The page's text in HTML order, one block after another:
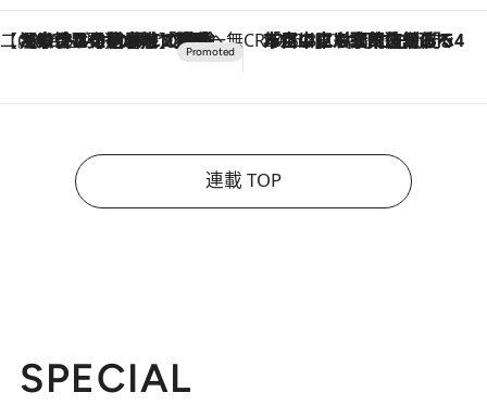
【CREA×星野リゾート】唯一無二。癒しと発見が待つ場所へ
2026.8.7
【トンボの足水浴】ヒノキの香りに包まれて涼感マックス！約13℃の湧水かけ流しを避暑地「星野温泉 トンボの湯」で体験 CREA'S CHOICE
2026.8.7
「立川にも歌舞伎があるんだよ」 片岡仁左衛門・市川中車ら豪華座組みで4年目の立川立飛歌舞伎へ
連載 TOP
SPECIAL